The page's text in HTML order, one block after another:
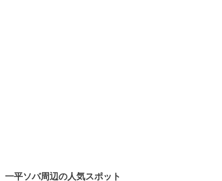
一平ソバ周辺の人気スポット